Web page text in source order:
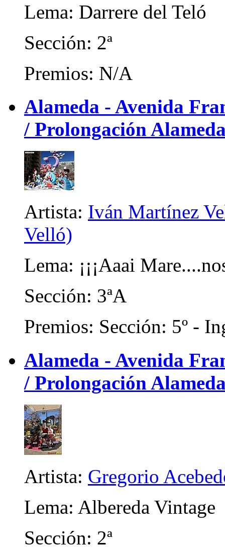
Lema: Darrere del Teló
Sección: 2ª
Premios: N/A
Alameda - Avenida
/ Prolongación
Artista: Iván Martínez
Velló)
Lema: ¡¡¡Aaai
Sección: 3ªA
Premios: Sección: 5º -
Alameda - Avenida
/ Prolongación
Artista: Gregorio
Lema: Albereda Vintage
Sección: 2ª